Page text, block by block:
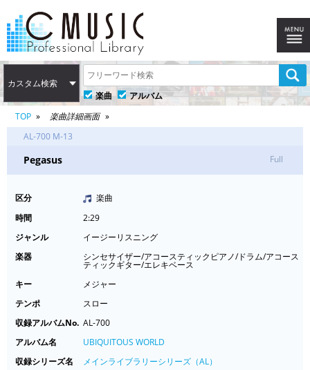
カスタム検索
楽曲
アルバム
TOP
楽曲詳細画面
AL-700 M-13
Pegasus Full
区分
楽曲
時間
2:29
ジャンル
イージーリスニング
楽器
シンセサイザー/アコースティックピアノ/ドラム/アコース
ティックギター/エレキベース
キー
メジャー
テンポ
スロー
収録アルバムNo. AL-700
アルバム名
UBIQUITOUS WORLD
収録シリーズ名
メインライブラリーシリーズ（AL）